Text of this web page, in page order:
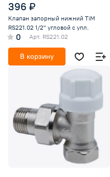
396 ₽
Клапан запорный нижний TiM
RS221.02 1/2" угловой с упл.
0 Арт. RS221.02
В корзину